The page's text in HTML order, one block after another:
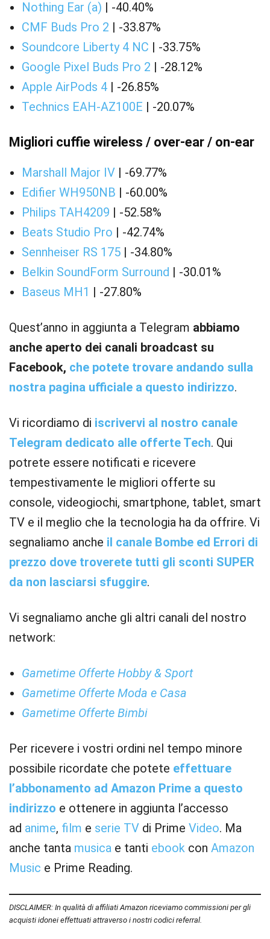
Nothing Ear (a) | -40.40%
CMF Buds Pro 2 | -33.87%
Soundcore Liberty 4 NC | -33.75%
Google Pixel Buds Pro 2 | -28.12%
Apple AirPods 4 | -26.85%
Technics EAH-AZ100E | -20.07%
Migliori cuffie wireless / over-ear / on-ear
Marshall Major IV | -69.77%
Edifier WH950NB | -60.00%
Philips TAH4209 | -52.58%
Beats Studio Pro | -42.74%
Sennheiser RS 175 | -34.80%
Belkin SoundForm Surround | -30.01%
Baseus MH1 | -27.80%
Quest’anno in aggiunta a Telegram abbiamo
anche aperto dei canali broadcast su
Facebook, che potete trovare andando sulla
nostra pagina ufficiale a questo indirizzo.
Vi ricordiamo di iscrivervi al nostro canale
Telegram dedicato alle offerte Tech. Qui
potrete essere notificati e ricevere
tempestivamente le migliori offerte su
console, videogiochi, smartphone, tablet, smart
TV e il meglio che la tecnologia ha da offrire. Vi
segnaliamo anche il canale Bombe ed Errori di
prezzo dove troverete tutti gli sconti SUPER
da non lasciarsi sfuggire.
Vi segnaliamo anche gli altri canali del nostro
network:
Gametime Offerte Hobby & Sport
Gametime Offerte Moda e Casa
Gametime Offerte Bimbi
Per ricevere i vostri ordini nel tempo minore
possibile ricordate che potete effettuare
l’abbonamento ad Amazon Prime a questo
indirizzo e ottenere in aggiunta l’accesso
ad anime, film e serie TV di Prime Video. Ma
anche tanta musica e tanti ebook con Amazon
Music e Prime Reading.
DISCLAIMER: In qualità di affiliati Amazon riceviamo commissioni per gli
acquisti idonei effettuati attraverso i nostri codici referral.